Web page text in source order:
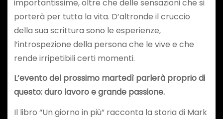
importantissime, oltre che delle sensazioni che si
porterà per tutta la vita. D’altronde il cruccio
della sua scrittura sono le esperienze,
l’introspezione della persona che le vive e che
rende irripetibili certi momenti.
L’evento del prossimo martedì parlerà proprio di
questo: duro lavoro e grande passione.
Il libro “Un giorno in più” racconta la storia di Mark